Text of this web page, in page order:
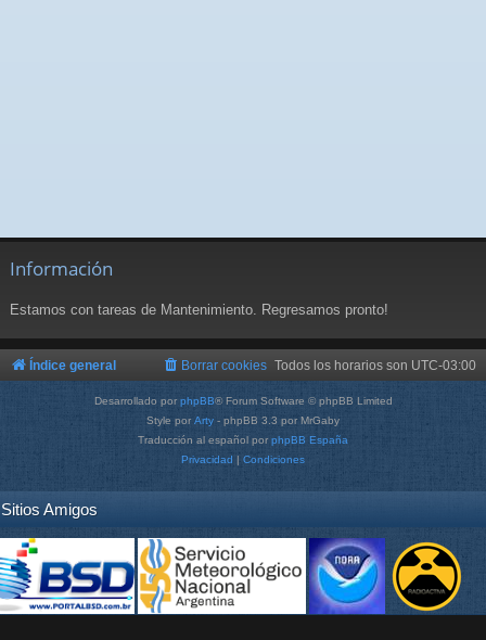
Información
Estamos con tareas de Mantenimiento. Regresamos pronto!
Índice general Todos los horarios son UTC-03:00
Borrar cookies
Desarrollado por phpBB® Forum Software © phpBB Limited
Style por Arty - phpBB 3.3 por MrGaby
Traducción al español por phpBB España
Privacidad | Condiciones
Sitios Amigos